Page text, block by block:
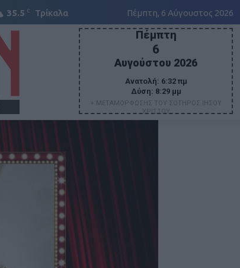
35.5 C Τρίκαλα Πέμπτη, 6 Αύγουστος 2026
Πέμπτη
6
Αυγούστου 2026
Ανατολή: 6:32 πμ
Δύση: 8:29 μμ
+ ΜΕΤΑΜΟΡΦΩΣΗΣ ΤΟΥ ΣΩΤΗΡΟΣ ΙΗΣΟΥ
ΧΡΙΣΤΟΥ